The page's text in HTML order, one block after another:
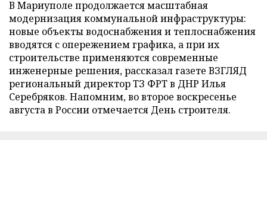
В Мариуполе продолжается масштабная
модернизация коммунальной инфраструктуры:
новые объекты водоснабжения и теплоснабжения
вводятся с опережением графика, а при их
строительстве применяются современные
инженерные решения, рассказал газете ВЗГЛЯД
региональный директор ТЗ ФРТ в ДНР Илья
Серебряков. Напомним, во второе воскресенье
августа в России отмечается День строителя.